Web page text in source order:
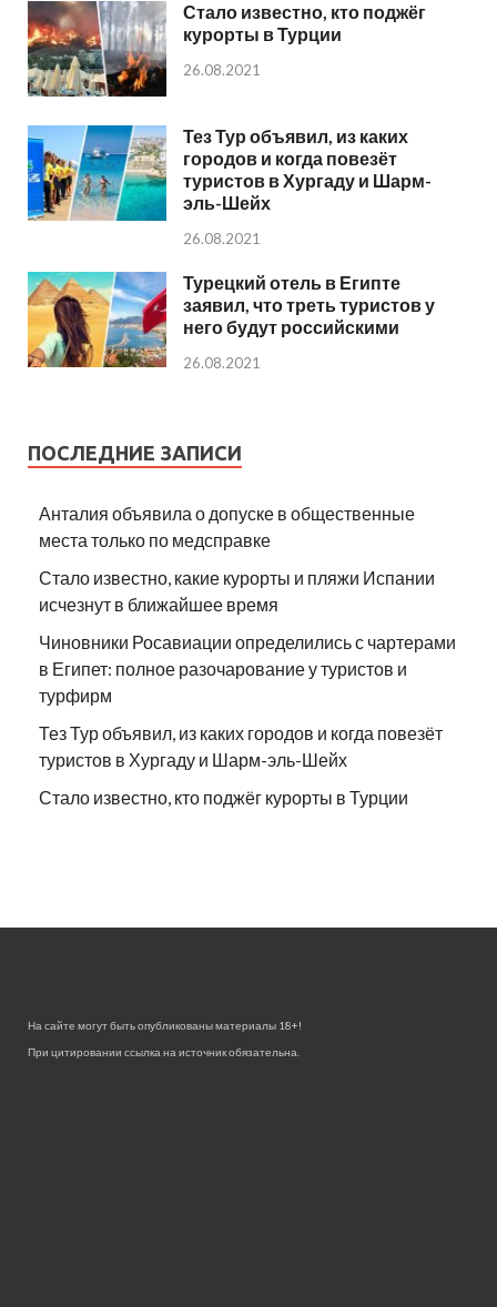
Стало известно, кто поджёг
курорты в Турции
26.08.2021
Тез Тур объявил, из каких
городов и когда повезёт
туристов в Хургаду и Шарм-
эль-Шейх
26.08.2021
Турецкий отель в Египте
заявил, что треть туристов у
него будут российскими
26.08.2021
ПОСЛЕДНИЕ ЗАПИСИ
Анталия объявила о допуске в общественные
места только по медсправке
Стало известно, какие курорты и пляжи Испании
исчезнут в ближайшее время
Чиновники Росавиации определились с чартерами
в Египет: полное разочарование у туристов и
турфирм
Тез Тур объявил, из каких городов и когда повезёт
туристов в Хургаду и Шарм-эль-Шейх
Стало известно, кто поджёг курорты в Турции
На сайте могут быть опубликованы материалы 18+!
При цитировании ссылка на источник обязательна.